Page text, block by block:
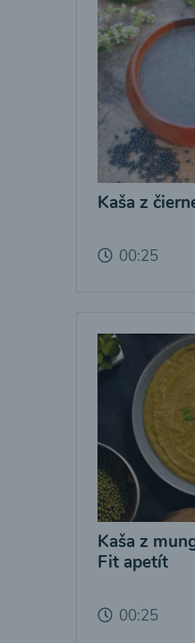
Kaša z
00:25
Kaša z
Fit apetít
00:25